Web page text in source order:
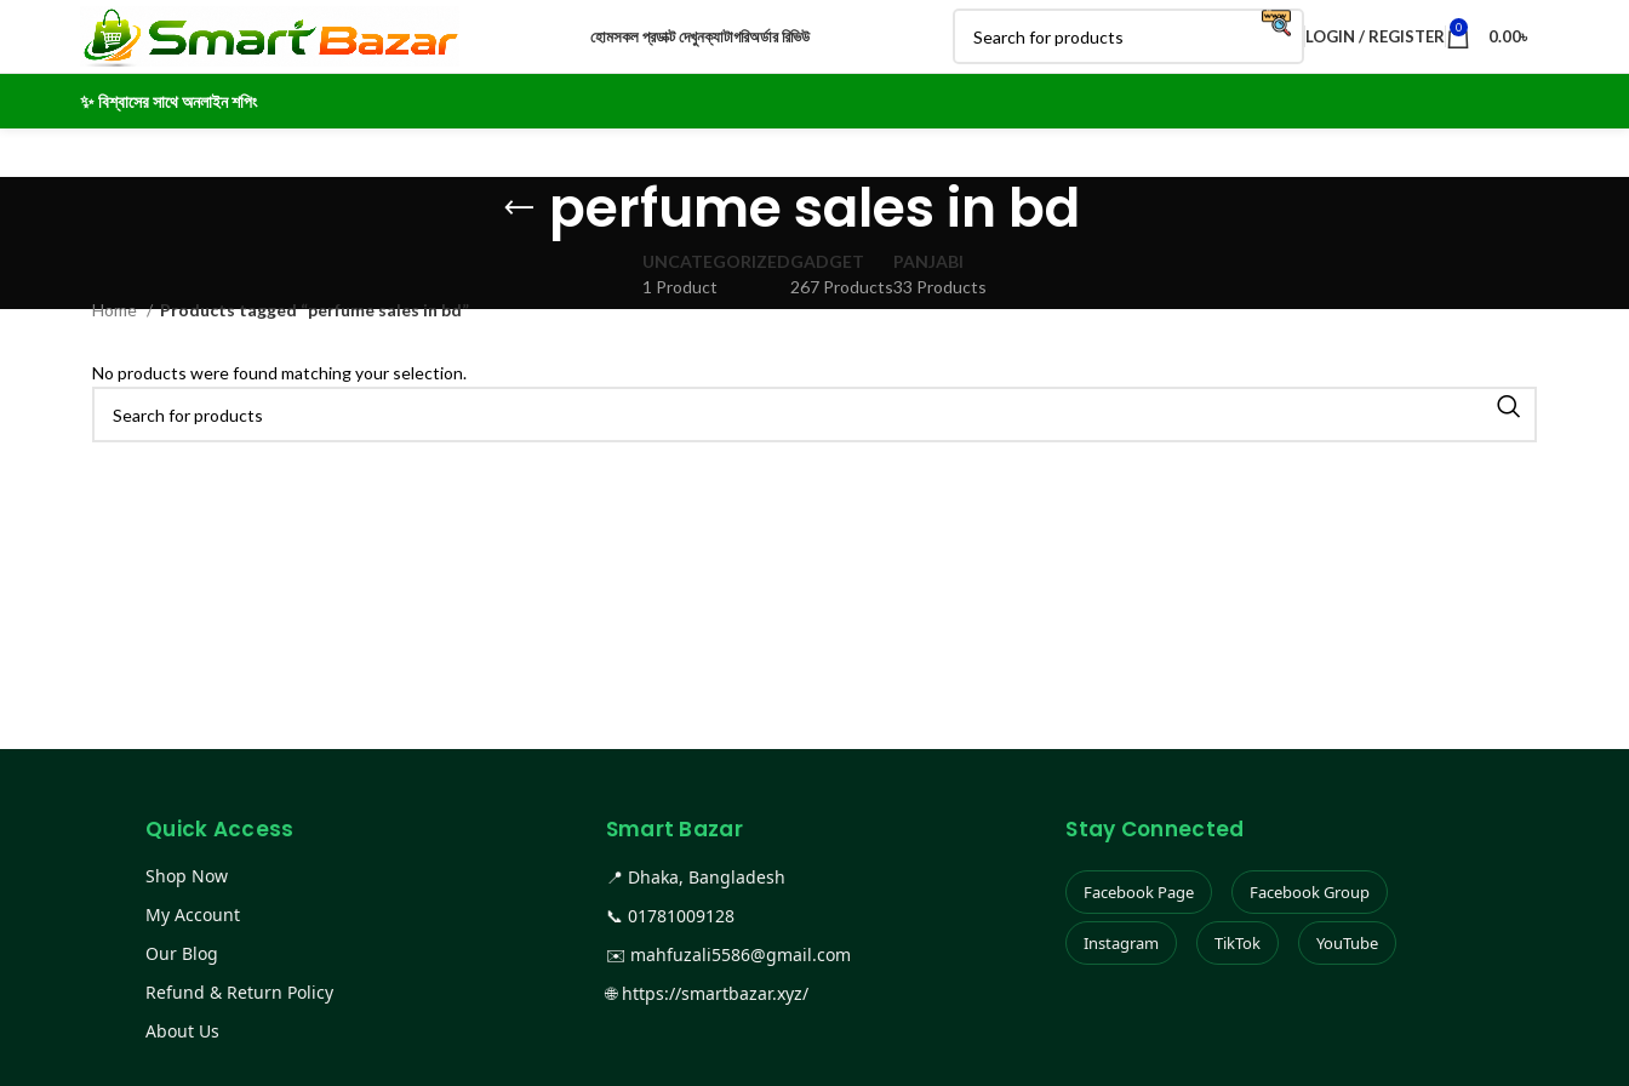
হোমসকল প্রডাক্ট দেখুনক্যাটাগরিঅর্ডার রিভিউ LOGIN / REGISTER 0 0.00৳
✨ বিশ্বাসের সাথে অনলাইন শপিং
perfume sales in bd
UNCATEGORIZED
1 Product
GADGET
267 Products
PANJABI
33 Products
Home
Products tagged “perfume sales in bd”
No products were found matching your selection.
Quick Access
Shop Now
My Account
Our Blog
Refund & Return Policy
About Us
Smart Bazar
📍 Dhaka, Bangladesh
📞 01781009128
✉️ mahfuzali5586@gmail.com
🌐 https://smartbazar.xyz/
Stay Connected
Facebook Page Facebook Group
Instagram TikTok YouTube